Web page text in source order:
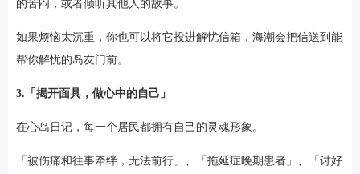
的苦闷，或者倾听其他人的故事。
如果烦恼太沉重，你也可以将它投进解忧信箱，海潮会把信送到能
帮你解忧的岛友门前。
3.「揭开面具，做心中的自己」
在心岛日记，每一个居民都拥有自己的灵魂形象。
「被伤痛和往事牵绊，无法前行」、「拖延症晚期患者」、「讨好